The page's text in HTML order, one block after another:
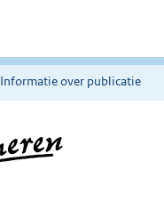
Informatie over publicatie